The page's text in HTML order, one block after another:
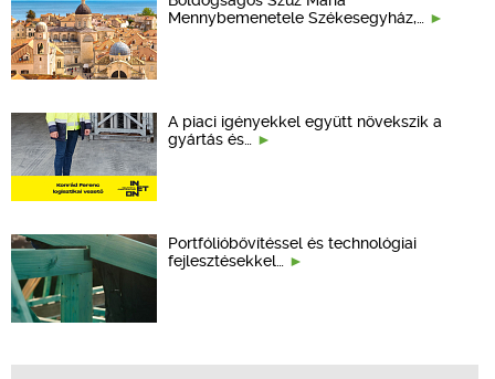
Mennybemenetele Székesegyház,…
A piaci igényekkel együtt növekszik a
gyártás és…
Portfólióbővítéssel és technológiai
fejlesztésekkel…